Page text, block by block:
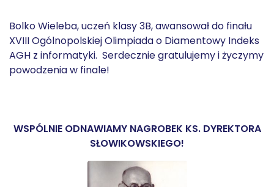
Bolko Wieleba, uczeń klasy 3B, awansował do finału
XVIII Ogólnopolskiej Olimpiada o Diamentowy Indeks
AGH z informatyki. Serdecznie gratulujemy i życzymy
powodzenia w finale!
WSPÓLNIE ODNAWIAMY NAGROBEK KS. DYREKTORA
SŁOWIKOWSKIEGO!